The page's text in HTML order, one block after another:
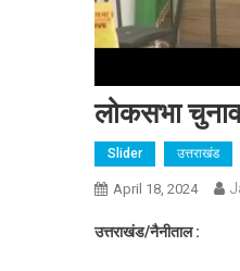
लोकसभा
Slider उत्तराखंड
April 18, 2024
उत्तराखंड/नैनीताल :